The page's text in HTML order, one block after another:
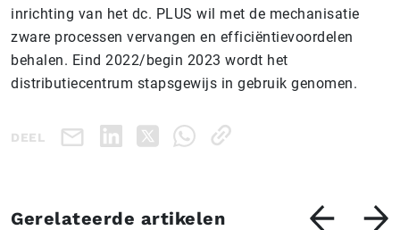
inrichting van het dc. PLUS wil met de mechanisatie
zware processen vervangen en efficiëntievoordelen
behalen. Eind 2022/begin 2023 wordt het
distributiecentrum stapsgewijs in gebruik genomen.
DEEL
Gerelateerde artikelen